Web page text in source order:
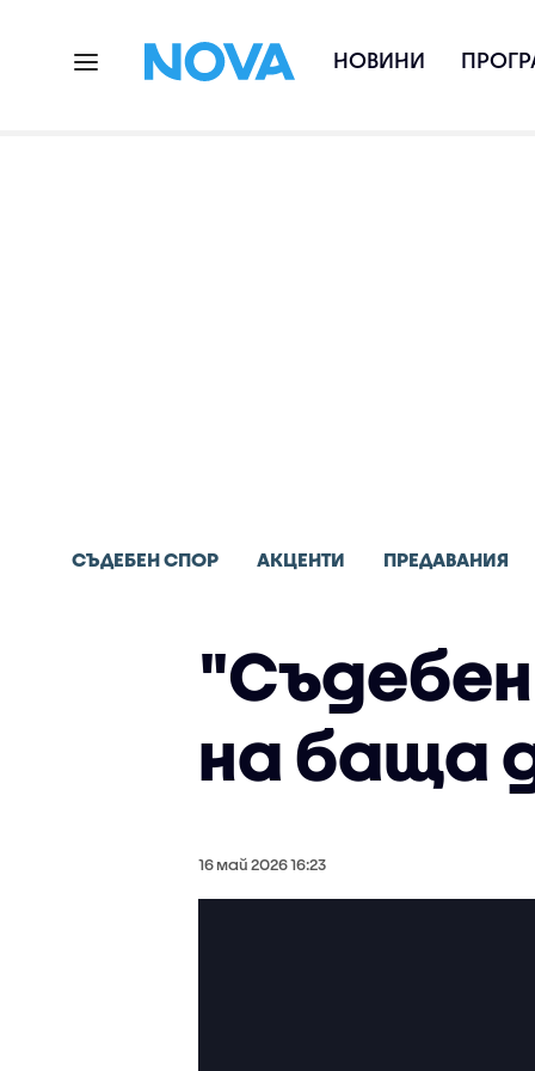
НОВИНИ
СЪДЕБЕН СПОР АКЦЕНТИ ПРЕДАВАНИЯ
на баща
16 май 2026 16:23